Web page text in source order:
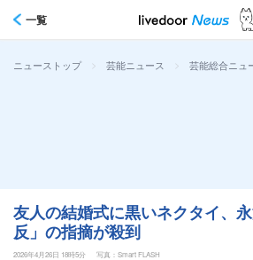
一覧
ニューストップ > 芸能ニュース > 芸能総合ニュ
友人の結婚式に黒いネクタイ、
反」の指摘が殺到
2026年4月26日 18時5分 写真：Smart FLASH